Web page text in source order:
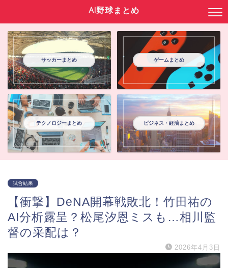
AI野球まとめ
サッカーまとめ ゲームまとめ
テクノロジーまとめ ビジネス・経済まとめ
試合結果
【衝撃】DeNA開幕戦敗北！竹田祐の
AI分析露呈？松尾汐恩ミスも…相川監
督の采配は？
2026年4月3日